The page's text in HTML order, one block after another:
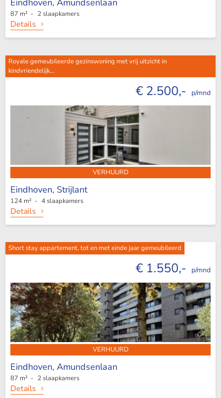
Eindhoven, Amundsenlaan
87 m² - 2 slaapkamers
Details
Royale gemeubileerde gezinswoning met vrij uitzicht in
kindvriendelijk...
€ 2.500,- p/mnd
VERHUURD
Eindhoven, Strijlant
124 m² - 4 slaapkamers
Details
Short stay appartement, tot en met einde jaar gemeubileerd
€ 1.550,- p/mnd
VERHUURD
Eindhoven, Amundsenlaan
87 m² - 2 slaapkamers
Details